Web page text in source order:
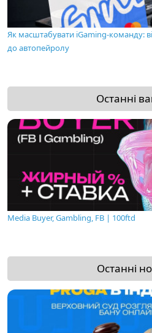
Як масштабувати iGaming-команду:
до автопейролу
Останні
Media Buyer, Gambling, FB | 100ftd
Останні